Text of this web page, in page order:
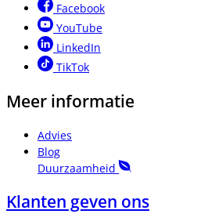
Facebook
YouTube
LinkedIn
TikTok
Meer informatie
Advies
Blog
Duurzaamheid
Klanten geven ons